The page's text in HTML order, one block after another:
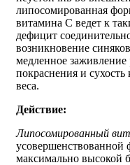
липосомированная
витамина С ведет к
дефицит
возникновение
медленное заживление
покраснения и
веса.
Действие:
Липосомированный
максимально высокой